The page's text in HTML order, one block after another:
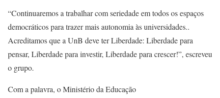
“Continuaremos a trabalhar com seriedade em todos os espaços
democráticos para trazer mais autonomia às universidades..
Acreditamos que a UnB deve ter Liberdade: Liberdade para
pensar, Liberdade para investir, Liberdade para crescer!”, escreveu
o grupo.
Com a palavra, o Ministério da Educação